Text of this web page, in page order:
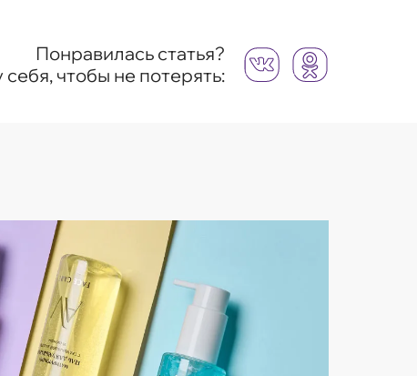
Понравилась статья?
чтобы не потерять: